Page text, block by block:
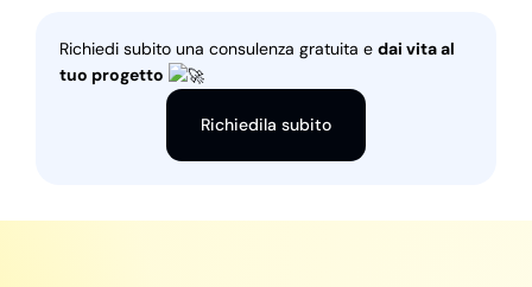
Richiedi subito una consulenza gratuita e dai vita al
tuo progetto
Richiedila subito